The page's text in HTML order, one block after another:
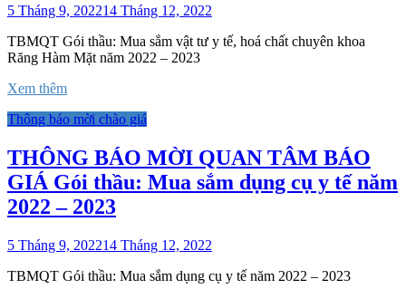
5 Tháng 9, 202214 Tháng 12, 2022
TBMQT Gói thầu: Mua sắm vật tư y tế, hoá chất chuyên khoa
Răng Hàm Mặt năm 2022 – 2023
Xem thêm
Thông báo mời chào giá
THÔNG BÁO MỜI QUAN TÂM BÁO
GIÁ Gói thầu: Mua sắm dụng cụ y tế năm
2022 – 2023
5 Tháng 9, 202214 Tháng 12, 2022
TBMQT Gói thầu: Mua sắm dụng cụ y tế năm 2022 – 2023